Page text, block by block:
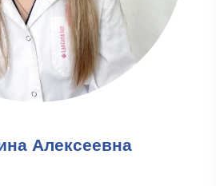
Алексеевна